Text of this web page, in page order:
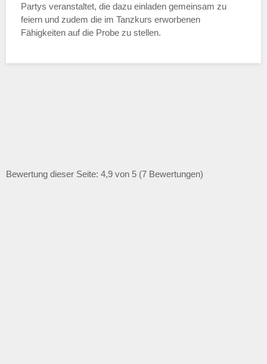
Partys veranstaltet, die dazu einladen gemeinsam zu
feiern und zudem die im Tanzkurs erworbenen
Fähigkeiten auf die Probe zu stellen.
Bewertung dieser Seite: 4,9 von 5 (7 Bewertungen)